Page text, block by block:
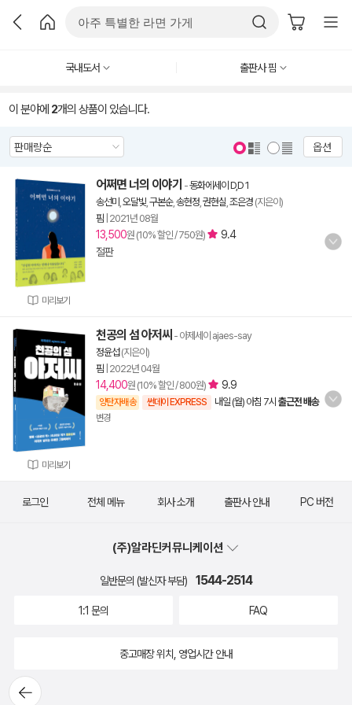
국내도서 출판사 핌
이 분야에 2개의 상품이 있습니다.
옵션
미리보기
어쩌면 너의 이야기 -동화에세이 D,D 1
송선미 오달빛 구본순, 송현정 권현실 조은경 (지은이)
핌 2021년 08월
13,500원 (10% 할인 / 750원)
9.4
절판
미리보기
천공의 섬 아저씨 - 아제세이 ajaes-say
정윤섭(지은이)
핌 2022년 04월
14,400원 (10% 할인 / 800원) 9.9
양탄자배송 썬데이 EXPRESS 내일 (월) 아침 7시 출근전 배송
변경
뒤로가
로그인 전체 메뉴 회사 소개 출판사 안내 PC 버전
(주)알라딘커뮤니케이션
일반문의 (발신자 부담) 1544-2514
1:1 문의 FAQ
중고매장 위치, 영업시간 안내